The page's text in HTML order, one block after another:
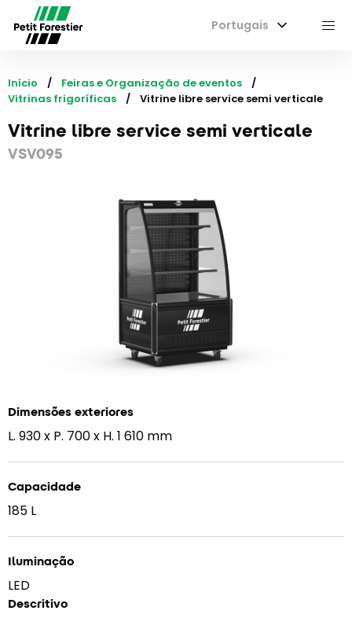
Portugais
Início
Feiras e Organização de eventos
Vitrinas frigoríficas
Current:
Vitrine libre service semi verticale
Vitrine libre service semi verticale
VSV095
Dimensões exteriores
L. 930 x P. 700 x H. 1 610 mm
Capacidade
185 L
Iluminação
LED
Descritivo